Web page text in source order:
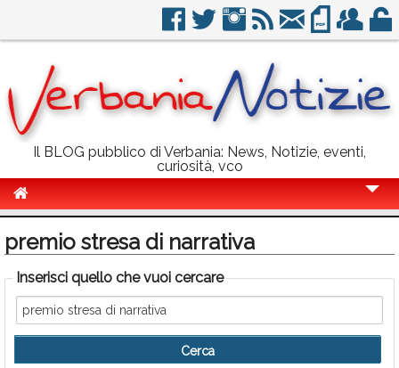
Il BLOG pubblico di Verbania: News, Notizie, eventi,
curiosità, vco
Politica
Sport
Eventi
Info Utili
premio stresa di narrativa
Inserisci quello che vuoi cercare